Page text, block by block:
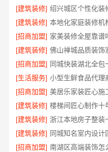
[建筑装修]
[建筑装修] 本地化家庭装修机
[招商加盟] 家美装修全屋靠谱
[建筑装修] 佛山禅城品质装饰
[招商加盟] 同城快装湖北全
[生活服务]
[招商加盟] 美居乐家装匠心施
[建筑装修] 楼梯间匠心制作十
[建筑装修]
[建筑装修] 同城知名室内设计
[招商加盟]